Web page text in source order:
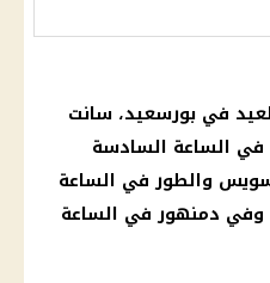
في بورسعيد، سانت
الساعة السادسة
والطور في الساعة
وفي دمنهور في الساعة